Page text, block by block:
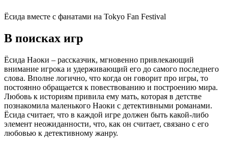
Ёсида вместе с фанатами на Tokyo Fan Festival
В поисках игр
Ёсида Наоки – рассказчик, мгновенно привлекающий
внимание игрока и удерживающий его до самого последнего
слова. Вполне логично, что когда он говорит про игры, то
постоянно обращается к повествованию и построению мира.
Любовь к историям привила ему мать, которая в детстве
познакомила маленького Наоки с детективными романами.
Ёсида считает, что в каждой игре должен быть какой-либо
элемент неожиданности, что, как он считает, связано с его
любовью к детективному жанру.